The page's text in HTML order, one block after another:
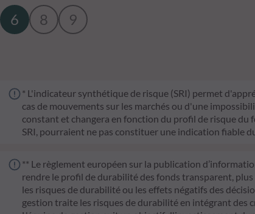
6 8 9
* L'indicateur synthétique de risque (SRI) permet
cas de mouvements sur les marchés ou d'une
constant et changera en fonction du profil de risque du
SRI, pourraient ne pas constituer une indication fiable
** Le règlement européen sur la publication
rendre le profil de durabilité des fonds transparent,
les risques de durabilité ou les effets négatifs des
gestion traite les risques de durabilité en intégrant des